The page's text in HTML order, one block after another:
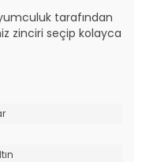
tarafından
zinciri seçip kolayca